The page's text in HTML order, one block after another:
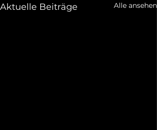
Aktuelle Beiträge Alle ansehen